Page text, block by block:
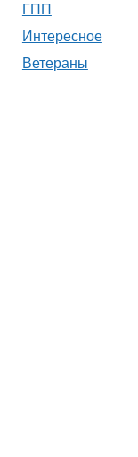
ГПП
Интересное
Ветераны